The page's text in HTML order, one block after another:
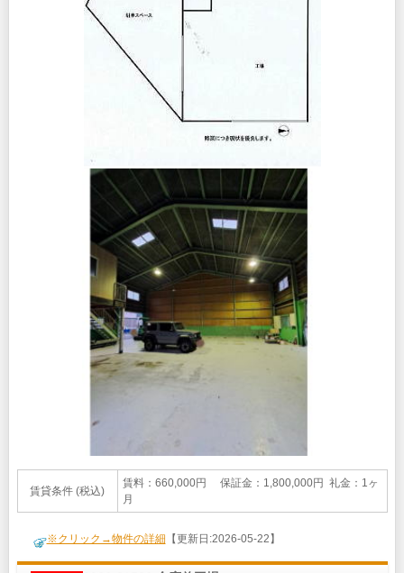
賃貸条件 (税込)
賃料：660,000円 保証金：1,800,000円 礼金：1ヶ
月
※クリック→物件の詳細 【更新日:2026-05-22】